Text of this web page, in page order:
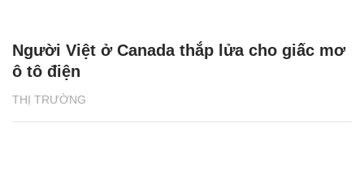
THỊ TRƯỜNG
Người Việt ở Canada thắp lửa cho giấc mơ
ô tô điện